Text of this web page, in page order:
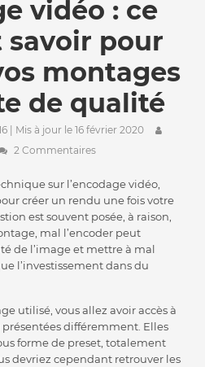
vidéo : ce
savoir pour
montages
de qualité
| Mis à jour le 16 février 2020
2 Commentaires
sur l’encodage vidéo,
créer un rendu une fois votre
est souvent posée, à raison,
mal l’encoder peut
de l’image et mettre à mal
l’investissement dans du
utilisé, vous allez avoir accès à
différemment. Elles
forme de preset, totalement
devriez cependant retrouver les